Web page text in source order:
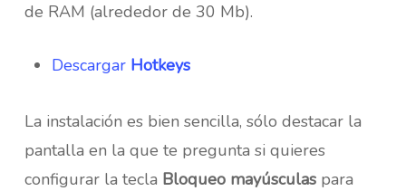
de RAM (alrededor de 30 Mb).
Descargar Hotkeys
La instalación es bien sencilla, sólo destacar la
pantalla en la que te pregunta si quieres
configurar la tecla Bloqueo mayúsculaspara